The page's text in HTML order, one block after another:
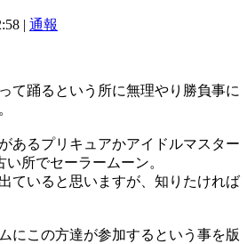
| 通報
て踊るという所に無理やり勝負事に
あるプリキュアかアイドルマスター
所でセーラームーン。
ていると思いますが、知りたければ
にこの方達が参加するという事を版